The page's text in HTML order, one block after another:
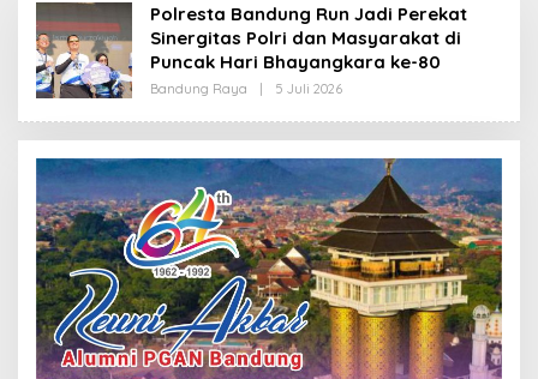
Polresta Bandung Run Jadi Perekat
Sinergitas Polri dan Masyarakat di
Puncak Hari Bhayangkara ke-80
Bandung Raya 5 Juli 2026
E
H
R
D
A
K
I